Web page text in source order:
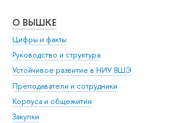
О ВЫШКЕ
Цифры и факты
Руководство и структура
Устойчивое развитие в НИУ ВШЭ
Преподаватели и сотрудники
Корпуса и общежития
Закупки